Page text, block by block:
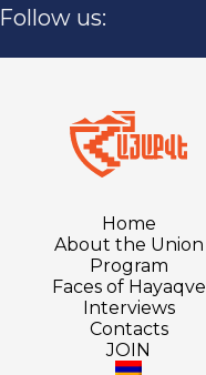
Follow us:
Home
About the Union
Program
Faces of Hayaqve
Interviews
Contacts
JOIN